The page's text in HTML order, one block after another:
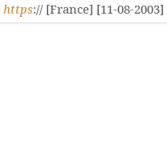
https:// [France] [11-08-2003]